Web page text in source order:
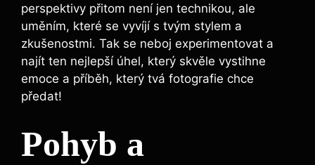
perspektivy přitom není jen technikou, ale
uměním, které se vyvíjí s tvým stylem a
zkušenostmi. Tak se neboj experimentovat a
najít ten nejlepší úhel, který skvěle vystihne
emoce a příběh, který tvá fotografie chce
předat!
Pohyb a